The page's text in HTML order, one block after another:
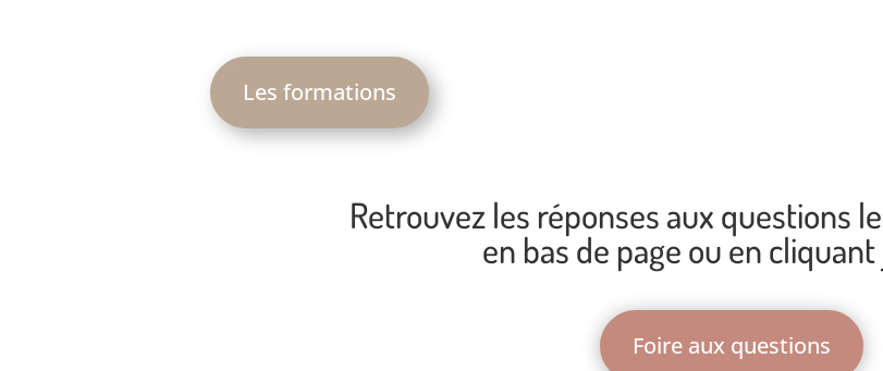
Les formations
Retrouvez les réponses aux questions
en bas de page ou en
Foire aux questions